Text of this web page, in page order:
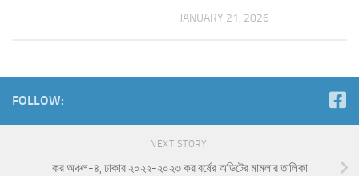
JANUARY 21, 2026
FOLLOW:
NEXT STORY
কর অঞ্চল-৪, ঢাকার ২০২২-২০২৩ কর বর্ষের অডিটের মামলার তালিকা